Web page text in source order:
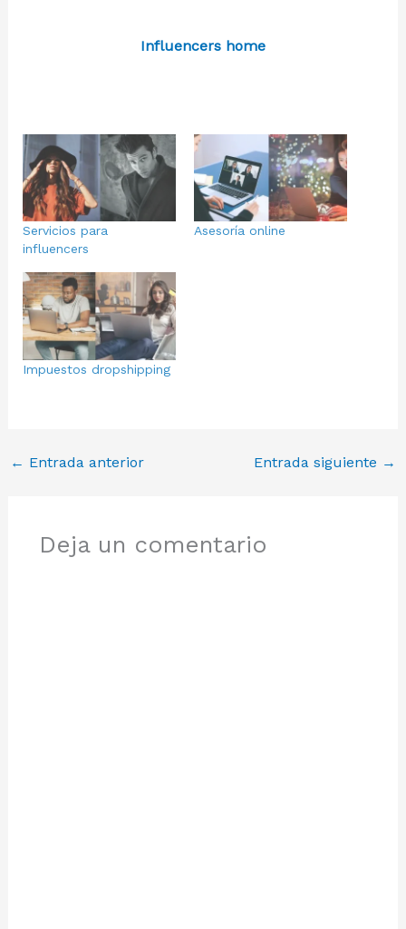
Influencers home
Servicios para
influencers
Asesoría online
Impuestos dropshipping
← Entrada anterior Entrada siguiente →
Deja un comentario